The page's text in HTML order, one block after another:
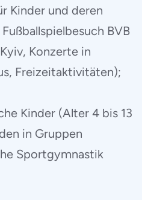
Kinder und deren
BVB
Konzerte in
Freizeitaktivitäten);
Kinder (Alter 4 bis 13
in Gruppen
Sportgymnastik